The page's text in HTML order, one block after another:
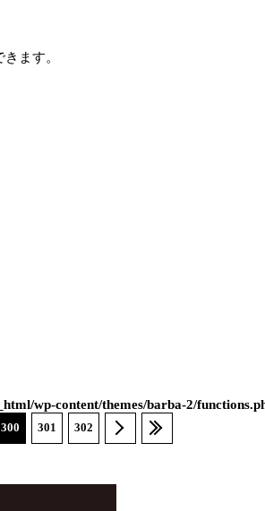
ます。
wp-content/themes/barba-2/
300 301 302